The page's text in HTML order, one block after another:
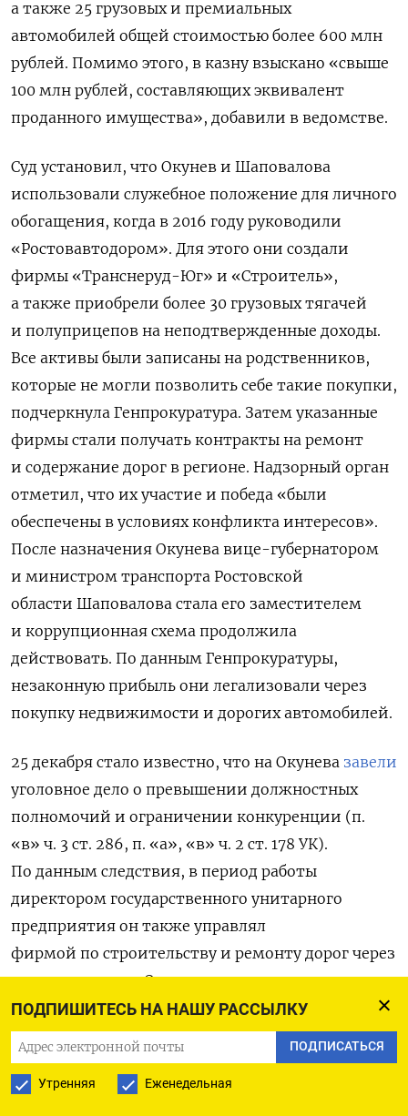
ПОДПИШИТЕСЬ НА НАШУ РАССЫЛКУ
ПОДПИСАТЬСЯ
Утренняя Еженедельная
а также 25 грузовых и премиальных
автомобилей общей стоимостью более 600 млн
рублей. Помимо этого, в казну взыскано «свыше
100 млн рублей, составляющих эквивалент
проданного имущества», добавили в ведомстве.
Суд установил, что Окунев и Шаповалова
использовали служебное положение для личного
обогащения, когда в 2016 году руководили
«Ростовавтодором». Для этого они создали
фирмы «Транснеруд-Юг» и «Строитель»,
а также приобрели более 30 грузовых тягачей
и полуприцепов на неподтвержденные доходы.
Все активы были записаны на родственников,
которые не могли позволить себе такие покупки,
подчеркнула Генпрокуратура. Затем указанные
фирмы стали получать контракты на ремонт
и содержание дорог в регионе. Надзорный орган
отметил, что их участие и победа «были
обеспечены в условиях конфликта интересов».
После назначения Окунева вице-губернатором
и министром транспорта Ростовской
области Шаповалова стала его заместителем
и коррупционная схема продолжила
действовать. По данным Генпрокуратуры,
незаконную прибыль они легализовали через
покупку недвижимости и дорогих автомобилей.
25 декабря стало известно, что на Окунева завели
уголовное дело о превышении должностных
полномочий и ограничении конкуренции (п.
«в» ч. 3 ст. 286, п. «а», «в» ч. 2 ст. 178 УК).
По данным следствия, в период работы
директором государственного унитарного
предприятия он также управлял
фирмой по строительству и ремонту дорог через
подставных лиц. Окунев организовал
антиконкурентное соглашение между
несколькими организациями, которые
совместно участвовали в тендерах, искусственно
завышая цены на торгах и заключая контракты